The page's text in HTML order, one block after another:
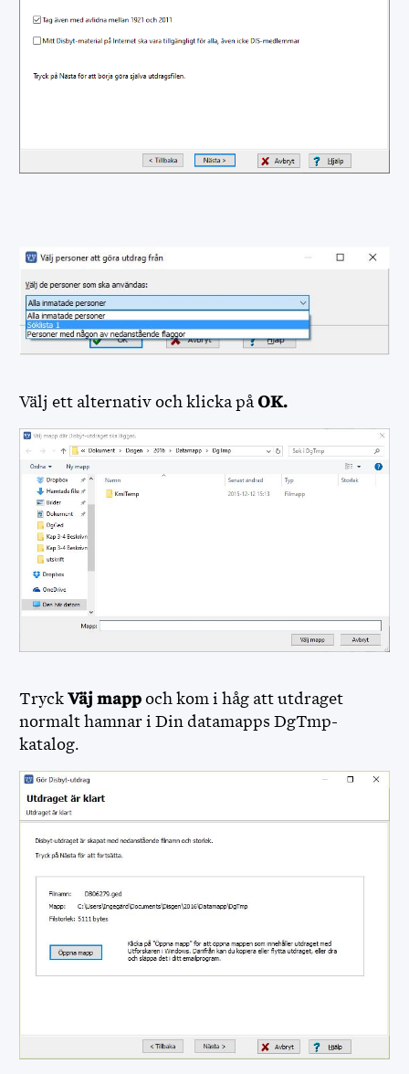
DIS FORUM
DISPOS
FÖR FUNKTIONÄRER
Välj ett alternativ och klicka på OK.
Tryck Väj mapp och kom i håg att utdraget
normalt hamnar i Din datamapps DgTmp-
katalog.